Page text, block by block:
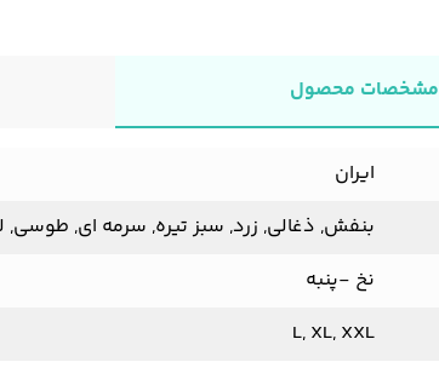
مشخصات محصول
ایران
بنفش, ذغالی, زرد, سبز تیره, سرمه ای,
نخ -پنبه
L, XL, XXL